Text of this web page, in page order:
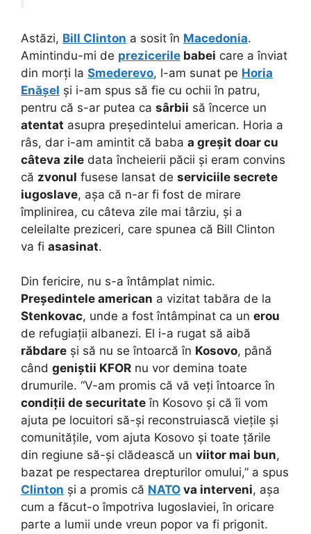
Astăzi, Bill Clinton a sosit în Macedonia.
Amintindu-mi de prezicerile babei care a înviat
din morți la Smederevo, l-am sunat pe Horia
Enășel și i-am spus să fie cu ochii în patru,
pentru că s-ar putea ca sârbii să încerce un
atentat asupra președintelui american. Horia a
râs, dar i-am amintit că baba a greșit doar cu
câteva zile data încheierii păcii și eram convins
că zvonul fusese lansat de serviciile secrete
iugoslave, așa că n-ar fi fost de mirare
împlinirea, cu câteva zile mai târziu, și a
celeilalte preziceri, care spunea că Bill Clinton
va fi asasinat.
Din fericire, nu s-a întâmplat nimic.
Președintele american a vizitat tabăra de la
Stenkovac, unde a fost întâmpinat ca un erou
de refugiații albanezi. El i-a rugat să aibă
răbdare și să nu se întoarcă în Kosovo, până
când geniștii KFOR nu vor demina toate
drumurile. “V-am promis că vă veți întoarce în
condiții de securitate în Kosovo și că îi vom
ajuta pe locuitori să-și reconstruiască viețile și
comunitățile, vom ajuta Kosovo și toate țările
din regiune să-și clădească un viitor mai bun,
bazat pe respectarea drepturilor omului,” a spus
Clinton și a promis că NATO va interveni, așa
cum a făcut-o împotriva Iugoslaviei, în oricare
parte a lumii unde vreun popor va fi prigonit.